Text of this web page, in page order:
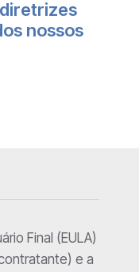
nossos
Final (EULA)
e a